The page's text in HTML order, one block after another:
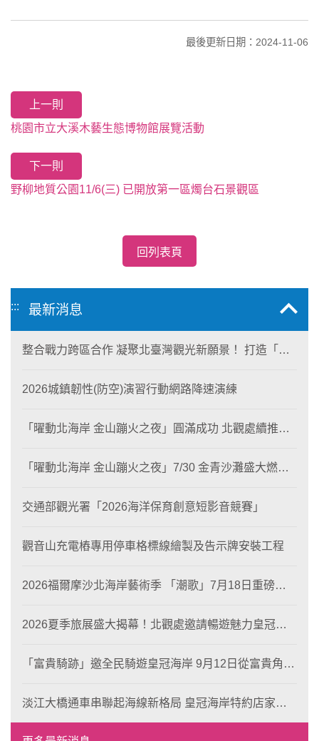
最後更新日期：2024-11-06
上一則
桃園市立大溪木藝生態博物館展覽活動
下一則
野柳地質公園11/6(三) 已開放第一區燭台石景觀區
回列表頁
::: 最新消息
整合戰力跨區合作 凝聚北臺灣觀光新願景！ 打造「生
2026城鎮韌性(防空)演習行動網路降速演練
「曜動北海岸 金山蹦火之夜」圓滿成功 北觀處續推照
「曜動北海岸 金山蹦火之夜」7/30 金青沙灘盛大燃
交通部觀光署「2026海洋保育創意短影音競賽」
觀音山充電樁專用停車格標線繪製及告示牌安裝工程
2026福爾摩沙北海岸藝術季 「潮歌」7月18日重磅登
2026夏季旅展盛大揭幕！北觀處邀請暢遊魅力皇冠海
「富貴騎跡」邀全民騎遊皇冠海岸 9月12日從富貴角出
淡江大橋通車串聯起海線新格局 皇冠海岸特約店家、
風格形塑即日起開放報名